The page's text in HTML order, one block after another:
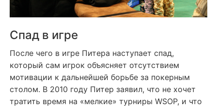
Спад в игре
После чего в игре Питера наступает спад,
который сам игрок объясняет отсутствием
мотивации к дальнейшей борьбе за покерным
столом. В 2010 году Питер заявил, что не хочет
тратить время на «мелкие» турниры WSOP, и что